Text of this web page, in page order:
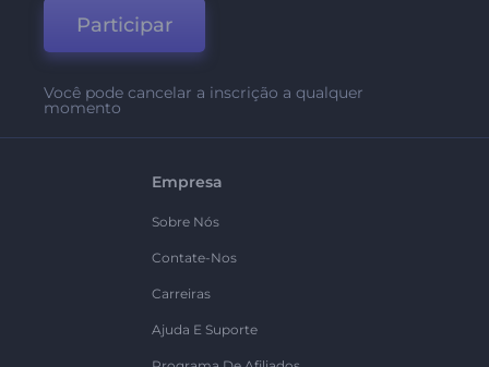
Participar
Você pode cancelar a inscrição a qualquer
momento
Empresa
Sobre Nós
Contate-Nos
Carreiras
Ajuda E Suporte